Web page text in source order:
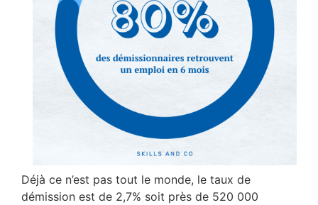
Déjà ce n’est pas tout le monde, le taux de
démission est de 2,7% soit près de 520 000